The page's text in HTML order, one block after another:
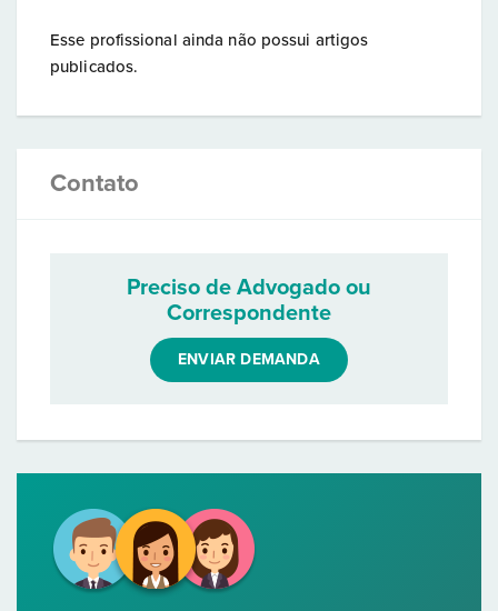
Esse profissional ainda não possui artigos
publicados.
Contato
Preciso de Advogado ou
Correspondente
ENVIAR DEMANDA